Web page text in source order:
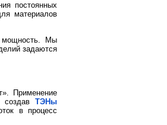
постоянных
материалов
мощность. Мы
задаются
Применение
создав ТЭНы
в процесс